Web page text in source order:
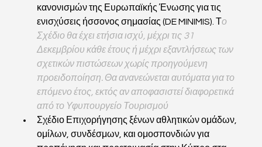
κανονισμών της Ευρωπαϊκής Ένωσης για τις
ενισχύσεις ήσσονος σημασίας (DE MINIMIS). Το
Σχέδιο θα έχει ετήσια ισχύ, μέχρι τις 31
Δεκεμβρίου κάθε έτους ή μέχρι εξαντλήσεως των
σχετικών πιστώσεων χωρίς προηγούμενη
προειδοποίηση. Θα ανανεώνεται αυτόματα για το
επόμενο έτος, εκτός αν αποφασιστεί διαφορετικά
από το Υφυπουργείο Τουρισμού
Σχέδιο Επιχορήγησης ξένων αθλητικών ομάδων,
ομίλων, συνδέσμων, και ομοσπονδιών για